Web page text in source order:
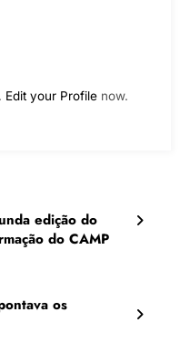
Edit your Profile now.
edição do
do CAMP
os